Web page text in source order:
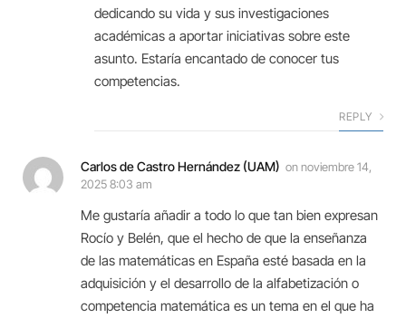
dedicando su vida y sus investigaciones
académicas a aportar iniciativas sobre este
asunto. Estaría encantado de conocer tus
competencias.
REPLY
Carlos de Castro Hernández (UAM) onnoviembre 14,
2025 8:03 am
Me gustaría añadir a todo lo que tan bien expresan
Rocío y Belén, que el hecho de que la enseñanza
de las matemáticas en España esté basada en la
adquisición y el desarrollo de la alfabetización o
competencia matemática es un tema en el que ha